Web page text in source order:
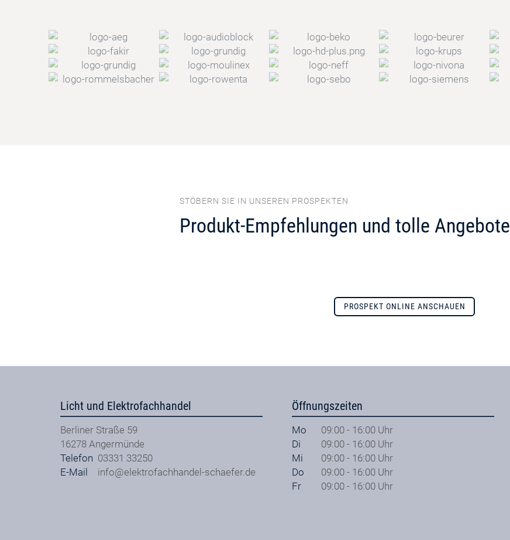
STÖBERN SIE IN UNSEREN PROSPEKTEN
Produkt-Empfehlungen und tolle Angebote
PROSPEKT ONLINE ANSCHAUEN
Licht und Elektrofachhandel
Berliner Straße 59
16278 Angermünde
Telefon 03331 33250
E-Mail
info@elektrofachhandel-schaefer.de
Öffnungszeiten
Mo
09:00 - 16:00 Uhr
Di
09:00 - 16:00 Uhr
Mi
09:00 - 16:00 Uhr
Do
09:00 - 16:00 Uhr
Fr
09:00 - 16:00 Uhr